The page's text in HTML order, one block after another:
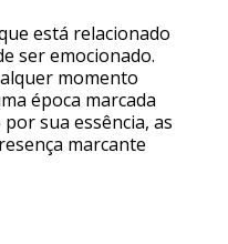
está relacionado
ser emocionado.
momento
época marcada
sua essência, as
marcante